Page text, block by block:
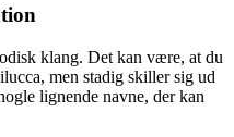
klang. Det kan være, at du
men stadig skiller sig ud
lignende navne, der kan